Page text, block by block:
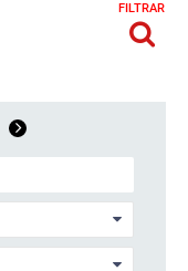
FILTRAR